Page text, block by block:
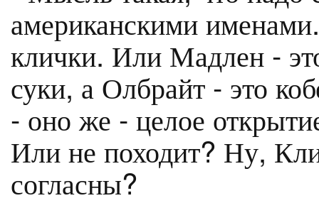
американскими
клички. Или Мадлен -
суки, а Олбрайт - это
- оно же - целое
Или не походит? Ну,
согласны?